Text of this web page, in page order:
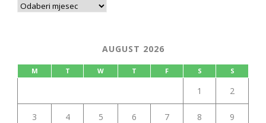
AUGUST 2026
M T W T F S S
1 2
3 4 5 6 7 8 9